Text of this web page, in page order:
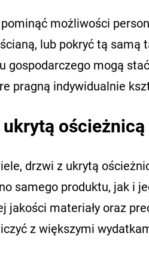
możliwości
lub pokryć tą
gospodarczego mogą
pragną indywidualnie
ościeżnicą
drzwi z ukrytą
samego produktu, jak i
jakości materiały oraz
z większymi